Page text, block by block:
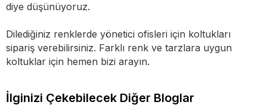
diye düşünüyoruz.
Dilediğiniz renklerde yönetici ofisleri için koltukları
sipariş verebilirsiniz. Farklı renk ve tarzlara uygun
koltuklar için hemen bizi arayın.
İlginizi Çekebilecek Diğer Bloglar